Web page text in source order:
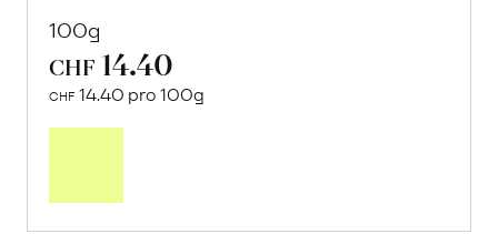
100g
CHF 14.40
CHF 14.40 pro 100g